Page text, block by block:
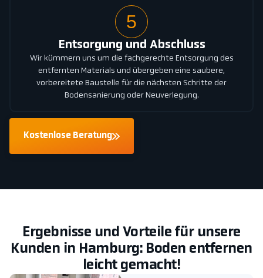
5
Entsorgung und Abschluss
Wir kümmern uns um die fachgerechte Entsorgung des
entfernten Materials und übergeben eine saubere,
vorbereitete Baustelle für die nächsten Schritte der
Bodensanierung oder Neuverlegung.
Kostenlose Beratung
Ergebnisse und Vorteile für unsere
Kunden in Hamburg: Boden entfernen
leicht gemacht!